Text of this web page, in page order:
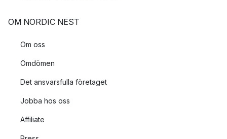
OM NORDIC NEST
Om oss
Omdömen
Det ansvarsfulla företaget
Jobba hos oss
Affiliate